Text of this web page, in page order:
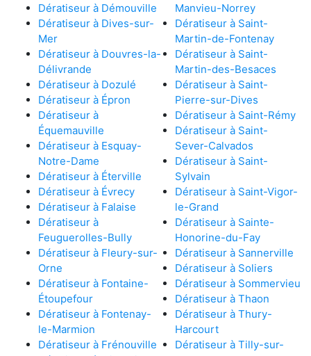
Dératiseur à Démouville
Dératiseur à Dives-sur-
Mer
Dératiseur à Douvres-la-
Délivrande
Dératiseur à Dozulé
Dératiseur à Épron
Dératiseur à
Équemauville
Dératiseur à Esquay-
Notre-Dame
Dératiseur à Éterville
Dératiseur à Évrecy
Dératiseur à Falaise
Dératiseur à
Feuguerolles-Bully
Dératiseur à Fleury-sur-
Orne
Dératiseur à Fontaine-
Étoupefour
Dératiseur à Fontenay-
le-Marmion
Dératiseur à Frénouville
Manvieu-Norrey
Dératiseur à Saint-
Martin-de-Fontenay
Dératiseur à Saint-
Martin-des-Besaces
Dératiseur à Saint-
Pierre-sur-Dives
Dératiseur à Saint-Rémy
Dératiseur à Saint-
Sever-Calvados
Dératiseur à Saint-
Sylvain
Dératiseur à Saint-Vigor-
le-Grand
Dératiseur à Sainte-
Honorine-du-Fay
Dératiseur à Sannerville
Dératiseur à Soliers
Dératiseur à Sommervieu
Dératiseur à Thaon
Dératiseur à Thury-
Harcourt
Dératiseur à Tilly-sur-